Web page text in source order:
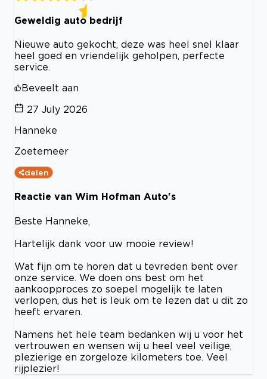
Geweldig auto bedrijf
Nieuwe auto gekocht, deze was heel snel klaar
heel goed en vriendelijk geholpen, perfecte
service.
Beveelt aan
27 July 2026
Hanneke
Zoetemeer
delen
Reactie van Wim Hofman Auto's
Beste Hanneke,
Hartelijk dank voor uw mooie review!
Wat fijn om te horen dat u tevreden bent over
onze service. We doen ons best om het
aankoopproces zo soepel mogelijk te laten
verlopen, dus het is leuk om te lezen dat u dit zo
heeft ervaren.
Namens het hele team bedanken wij u voor het
vertrouwen en wensen wij u heel veel veilige,
plezierige en zorgeloze kilometers toe. Veel
rijplezier!